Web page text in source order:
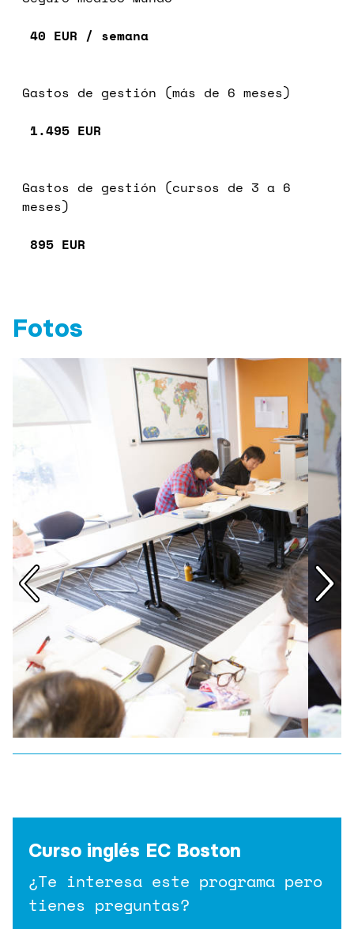
40 EUR / semana
Gastos de gestión (más de 6 meses)
1.495 EUR
Gastos de gestión (cursos de 3 a 6
meses)
895 EUR
Fotos
Curso inglés EC Boston
¿Te interesa este programa pero
tienes preguntas?